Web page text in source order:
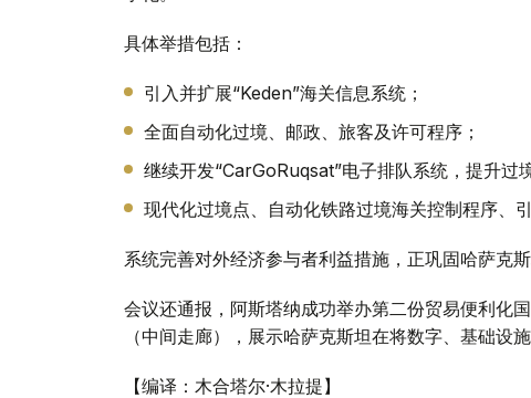
具体举措包括：
引入并扩展“Keden”海关信息系统；
全面自动化过境、邮政、旅客及许可程序；
继续开发“CarGoRuqsat”电子排队系统，提升过
现代化过境点、自动化铁路过境海关控制程序、引
系统完善对外经济参与者利益措施，正巩固哈萨克
会议还通报，阿斯塔纳成功举办第二份贸易便利化
（中间走廊），展示哈萨克斯坦在将数字、基础设
【编译：木合塔尔·木拉提】